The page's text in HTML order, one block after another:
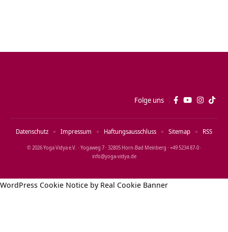
Folge uns
© 2026 Yoga Vidya e.V. · Yogaweg 7 · 32805 Horn‑Bad Meinberg · +49 5234 87‑0 ·
info@yoga‑vidya.de
Datenschutz Impressum Haftungsausschluss Sitemap RSS
WordPress Cookie Notice by Real Cookie Banner